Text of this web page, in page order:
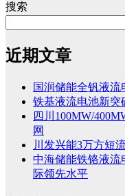
搜索
近期文章
国润储能全钒液
铁基液流电池新突
四川100MW/
网
川发兴能3万方短
中海储能铁铬液流
际领先水平